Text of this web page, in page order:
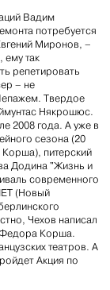
Вадим
потребуется
Миронов, –
ему так
репетировать
– не
Твердое
Някрошюс.
2008 года. А уже в
сезона (20
Корша), питерский
Додина "Жизнь и
современного
(Новый
Чехов написал
Федора Корша.
театров. А
Акция по